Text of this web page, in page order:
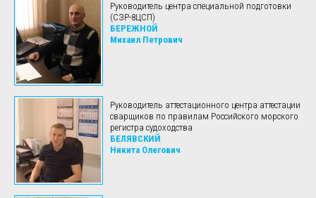
Руководитель центра специальной подготовки
(СЗР-8ЦСП)
БЕРЕЖНОЙ
Михаил Петрович
Руководитель аттестационного центра аттестации
сварщиков по правилам Российского морского
регистра судоходства
БЕЛЯВСКИЙ
Никита Олегович